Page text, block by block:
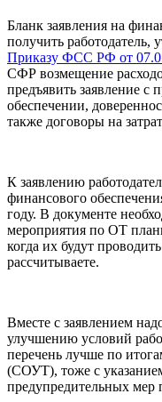
Бланк заявления на
получить работодатель,
Приказу ФСС РФ от
СФР возмещение
предъявить заявление
обеспечении,
также договоры на
К заявлению
финансового
году. В документе
мероприятия по ОТ
когда их будут
рассчитываете.
Вместе с заявлением
улучшению условий
перечень лучше по
(СОУТ), тоже с
предупредительных мер